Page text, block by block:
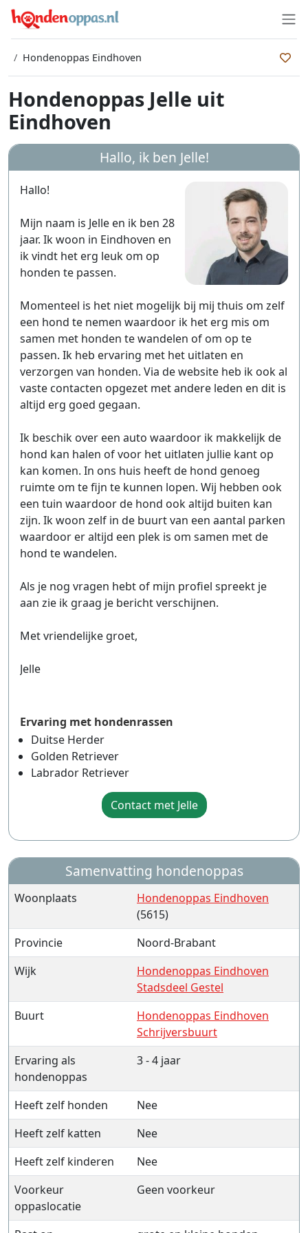
Hondenoppas Eindhoven
Hondenoppas Jelle uit
Eindhoven
Hallo, ik ben Jelle!
Hallo!
Mijn naam is Jelle en ik ben 28
jaar. Ik woon in Eindhoven en
ik vindt het erg leuk om op
honden te passen.
Momenteel is het niet mogelijk bij mij thuis om zelf
een hond te nemen waardoor ik het erg mis om
samen met honden te wandelen of om op te
passen. Ik heb ervaring met het uitlaten en
verzorgen van honden. Via de website heb ik ook al
vaste contacten opgezet met andere leden en dit is
altijd erg goed gegaan.
Ik beschik over een auto waardoor ik makkelijk de
hond kan halen of voor het uitlaten jullie kant op
kan komen. In ons huis heeft de hond genoeg
ruimte om te fijn te kunnen lopen. Wij hebben ook
een tuin waardoor de hond ook altijd buiten kan
zijn. Ik woon zelf in de buurt van een aantal parken
waardoor er altijd een plek is om samen met de
hond te wandelen.
Als je nog vragen hebt of mijn profiel spreekt je
aan zie ik graag je bericht verschijnen.
Met vriendelijke groet,
Jelle
Ervaring met hondenrassen
Duitse Herder
Golden Retriever
Labrador Retriever
Contact met Jelle
Samenvatting hondenoppas
Woonplaats
Hondenoppas Eindhoven
(5615)
Provincie
Noord-Brabant
Wijk
Hondenoppas Eindhoven
Stadsdeel Gestel
Buurt
Hondenoppas Eindhoven
Schrijversbuurt
Ervaring als
hondenoppas
3 - 4 jaar
Heeft zelf honden
Nee
Heeft zelf katten
Nee
Heeft zelf kinderen
Nee
Voorkeur
oppaslocatie
Geen voorkeur